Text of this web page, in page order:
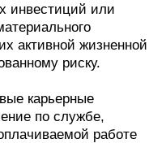
инвестиций или
активной жизненной
риску.
карьерные
по службе,
работе